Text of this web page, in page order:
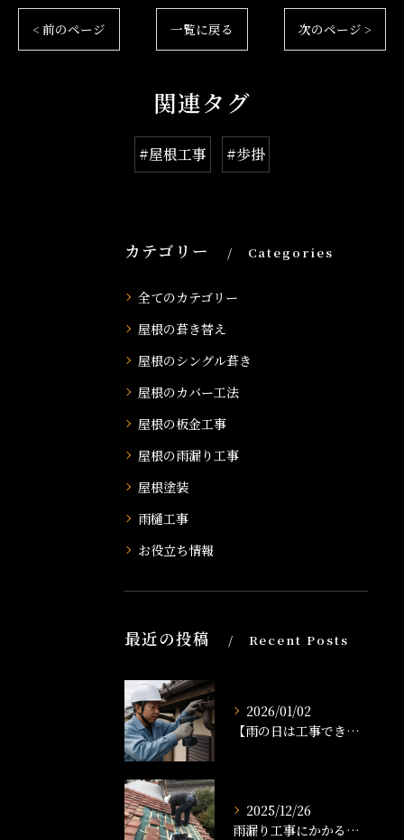
< 前のページ 一覧に戻る 次のページ >
関連タグ
#屋根工事 #歩掛
カテゴリー Categories
全てのカテゴリー
屋根の葺き替え
屋根のシングル葺き
屋根のカバー工法
屋根の板金工事
屋根の雨漏り工事
屋根塗装
雨樋工事
お役立ち情報
最近の投稿 Recent Posts
2026/01/02
【雨の日は工事できる？】雨樋工事のタイミングと注意点を解説！
2025/12/26
雨漏り工事にかかる時間は？修理の流れと工期の目安を解説